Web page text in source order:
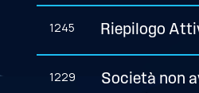
1245 Riepilogo
1229
Società non